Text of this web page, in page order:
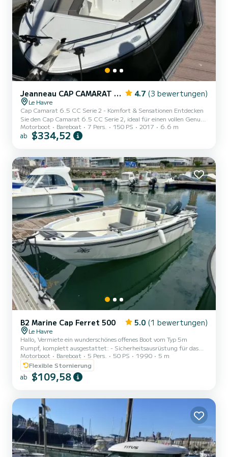
Jeanneau CAP CAMARAT 6,5 CC Style 4.7 (3 bewertungen)
Le Havre
Cap Camarat 6.5 CC Serie 2 - Komfort & Sensationen Entdecken
Sie den Cap Camarat 6.5 CC Serie 2, ideal für einen vollen Genuss
eines Ausflugs auf dem Meer oder Fluss, mit Familie oder
Freunden. Ausgestattet mit einem Yamaha 150 PS Motor, bietet
Navigationsbildschirm Sie sicher leitet. Genießen Sie einen
Wasserskistock für Fans von Sporttouren, eine vollständige
Sonnenliege...
Motorboot Bareboat 7 Pers. 150 PS 2017 6.6 m
ab $334,52
B2 Marine Cap Ferret 500 5.0 (1 bewertungen)
Le Havre
Hallo, Vermiete ein wunderschönes offenes Boot vom Typ 5m
Rumpf, komplett ausgestattet: - Sicherheitsausrüstung für das
Boot sowie 5 Erwachsene - 1 Rettungsweste für Kinder bei Bedarf -
Badeleiter für das Schwimmen - Sitzbänke und Sonnenliegen -
Tisch für Mahlzeiten und Aperitifs - Getränkehalter -
Angelrutenhalter - Großer Benzintank für einen ganzen Tag -
Schnüre, Kescher, Rute, falls erforderlich Vollständig renoviert im
Jahr 2...
Motorboot Bareboat 5 Pers. 50 PS 1990
5 m
Flexible Stornierung
ab $109,58